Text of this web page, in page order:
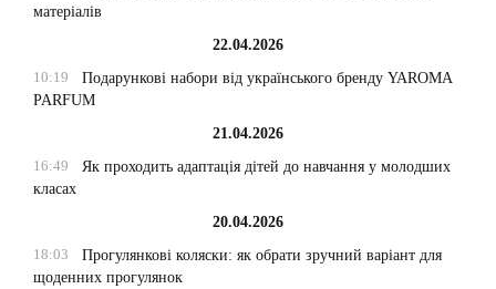
матеріалів
22.04.2026
10:19
Подарункові набори від українського бренду YAROMA
PARFUM
21.04.2026
16:49
Як проходить адаптація дітей до навчання у молодших
класах
20.04.2026
18:03
Прогулянкові коляски: як обрати зручний варіант для
щоденних прогулянок